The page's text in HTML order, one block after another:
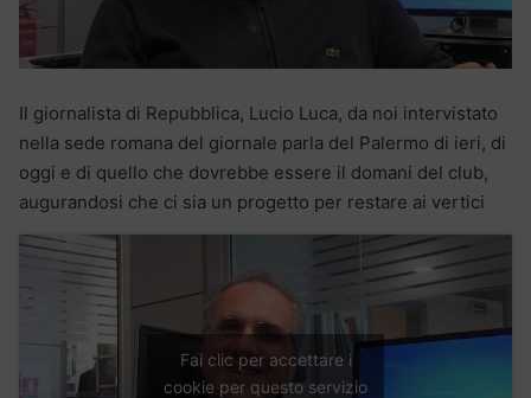
Il giornalista di Repubblica, Lucio Luca, da noi intervistato
nella sede romana del giornale parla del Palermo di ieri, di
oggi e di quello che dovrebbe essere il domani del club,
augurandosi che ci sia un progetto per restare ai vertici
Fai clic per accettare i
cookie per questo servizio